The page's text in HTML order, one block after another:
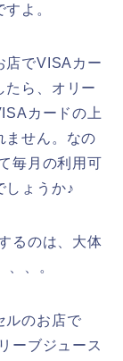
よ。
店でVISAカー
たら、オリー
カードの上
ません。なの
毎月の利用可
しょうか♪
るのは、大体
、。
ルのお店で
ーブジュース